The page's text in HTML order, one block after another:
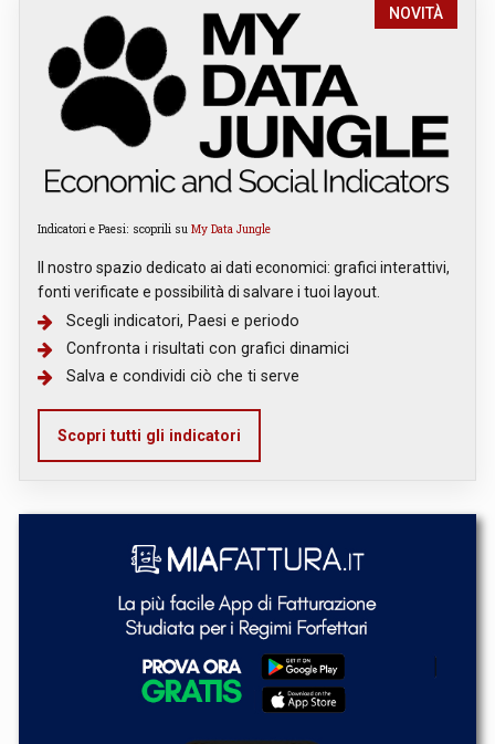
NOVITÀ
Indicatori e Paesi: scoprili su My Data Jungle
Il nostro spazio dedicato ai dati economici: grafici interattivi,
fonti verificate e possibilità di salvare i tuoi layout.
Scegli indicatori, Paesi e periodo
Confronta i risultati con grafici dinamici
Salva e condividi ciò che ti serve
Scopri tutti gli indicatori